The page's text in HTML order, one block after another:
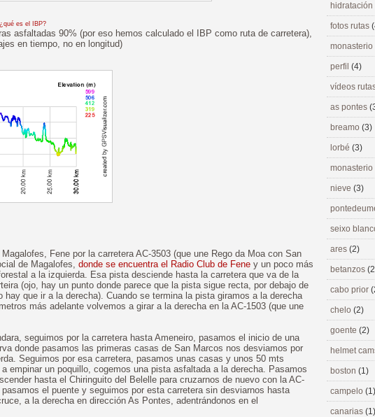
¿qué es el IBP?
asfaltadas 90% (por eso hemos calculado el IBP como ruta de carretera),
en tiempo, no en longitud)
Fene por la carretera AC-3503 (que une Rego da Moa con San
de Magalofes, donde se encuentra el Radio Club de Fene y un poco más
a la izquierda. Esa pista desciende hasta la carretera que va de la
(ojo, hay un punto donde parece que la pista sigue recta, por debajo de
hay que ir a la derecha). Cuando se termina la pista giramos a la derecha
más adelante volvemos a girar a la derecha en la AC-1503 (que une
seguimos por la carretera hasta Ameneiro, pasamos el inicio de una
donde pasamos las primeras casas de San Marcos nos desviamos por
Seguimos por esa carretera, pasamos unas casas y unos 50 mts
empinar un poquillo, cogemos una pista asfaltada a la derecha. Pasamos
hasta el Chiringuito del Belelle para cruzarnos de nuevo con la AC-
el puente y seguimos por esta carretera sin desviarnos hasta
a la derecha en dirección As Pontes, adentrándonos en el
hidratación
fotos rutas
perfil (4)
vídeos
as pontes
breamo (3)
lorbé (3)
nieve (3)
seixo
ares (2)
betanzos
cabo prior
chelo (2)
goente (2)
helmet
boston (1)
campelo (1)
canarias (1)